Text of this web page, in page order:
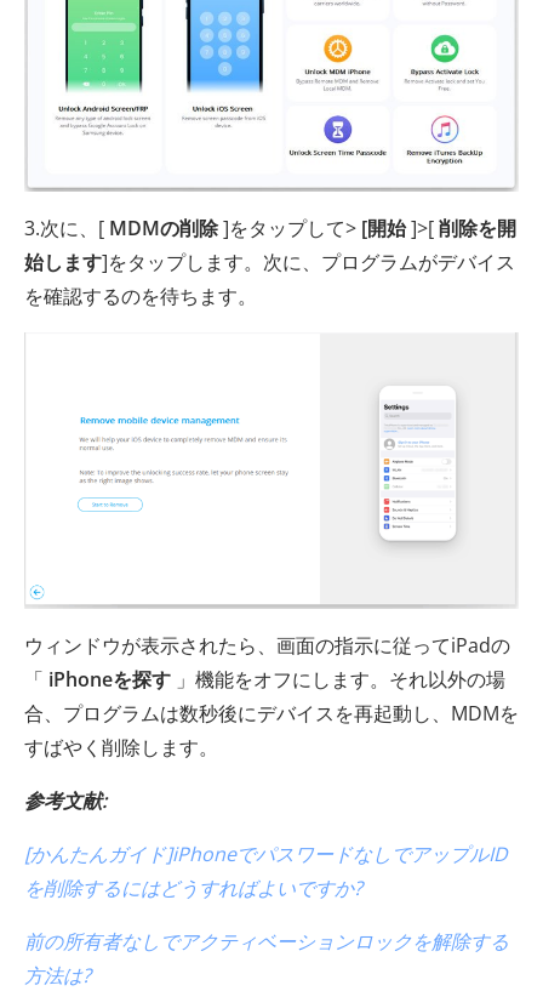
3.次に、[ MDMの削除]をタップして> [開始]>[削除を開
始します]をタップします。次に、プログラムがデバイス
を確認するのを待ちます。
ウィンドウが表示されたら、画面の指示に従ってiPadの
「 iPhoneを探す 」機能をオフにします。それ以外の場
合、プログラムは数秒後にデバイスを再起動し、MDMを
すばやく削除します。
参考文献:
[かんたんガイド]iPhoneでパスワードなしでアップルID
を削除するにはどうすればよいですか?
前の所有者なしでアクティベーションロックを解除する
方法は?